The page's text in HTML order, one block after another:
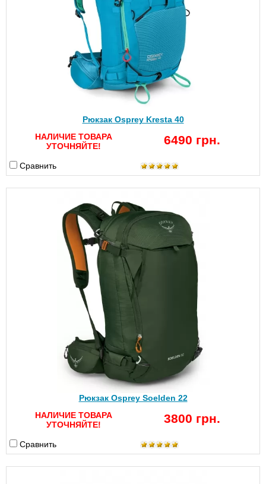
Рюкзак Osprey Kresta 40
НАЛИЧИЕ ТОВАРА
УТОЧНЯЙТЕ!
6490 грн.
Сравнить
Рюкзак Osprey Soelden 22
НАЛИЧИЕ ТОВАРА
УТОЧНЯЙТЕ!
3800 грн.
Сравнить